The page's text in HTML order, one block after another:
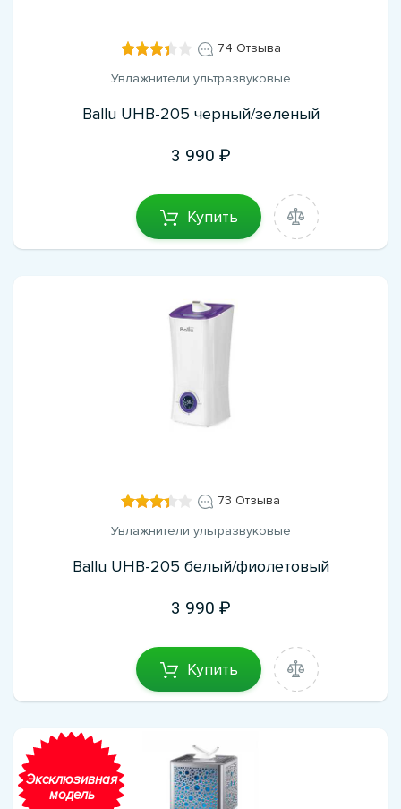
74 Отзыва
Увлажнители ультразвуковые
Ballu UHB-205 черный/зеленый
3 990
Купить
73 Отзыва
Увлажнители ультразвуковые
Ballu UHB-205 белый/фиолетовый
3 990
Купить
Эксклюзивная
модель